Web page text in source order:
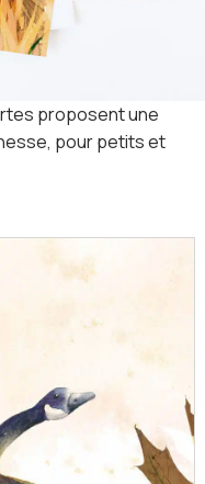
proposent une
pour petits et